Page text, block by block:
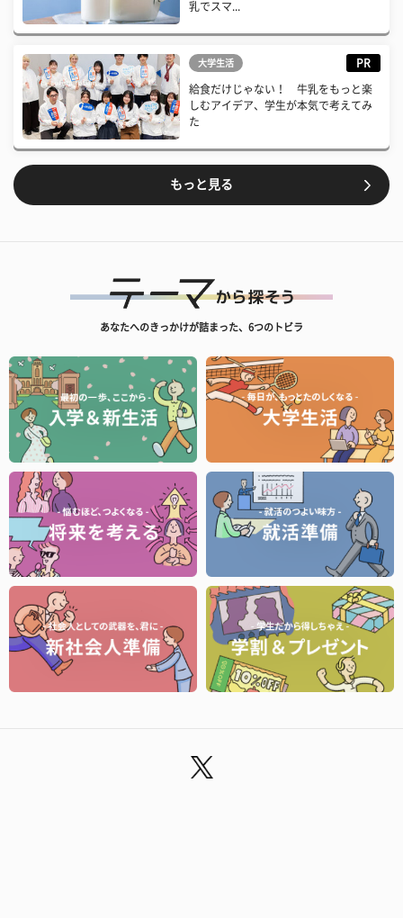
乳でスマ...
大学生活 PR
給食だけじゃない！ 牛乳をもっと楽
しむアイデア、学生が本気で考えてみ
た
もっと見る
あなたへのきっかけが詰まった、6つのトビラ